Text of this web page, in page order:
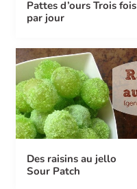
Pattes d’ours Trois fois
par jour
Des raisins au jello
Sour Patch